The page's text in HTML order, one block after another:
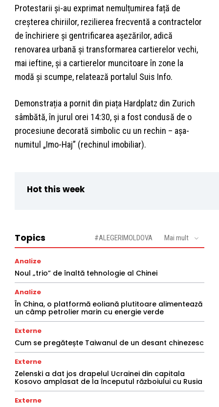
Protestarii și-au exprimat nemulțumirea față de
creșterea chiriilor, rezilierea frecventă a contractelor
de închiriere și gentrificarea așezărilor, adică
renovarea urbană și transformarea cartierelor vechi,
mai ieftine, și a cartierelor muncitoare în zone la
modă și scumpe, relatează portalul Suis Info.
Demonstrația a pornit din piața Hardplatz din Zurich
sâmbătă, în jurul orei 14:30, și a fost condusă de o
procesiune decorată simbolic cu un rechin – așa-
numitul „Imo-Haj” (rechinul imobiliar).
Hot this week
Topics #ALEGERIMOLDOVA Mai mult
Analize
Noul „trio” de înaltă tehnologie al Chinei
Analize
În China, o platformă eoliană plutitoare alimentează
un câmp petrolier marin cu energie verde
Externe
Cum se pregătește Taiwanul de un desant chinezesc
Externe
Zelenski a dat jos drapelul Ucrainei din capitala
Kosovo amplasat de la începutul războiului cu Rusia
Externe